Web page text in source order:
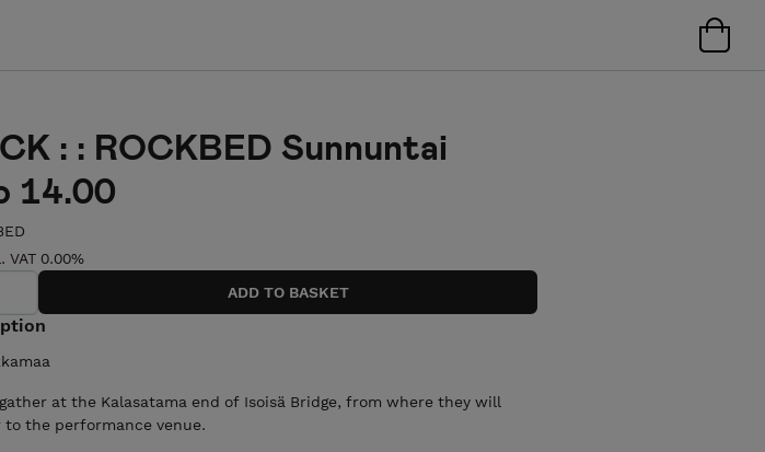
: : ROCKBED Sunnuntai
14.00
VAT 0.00%
at the Kalasatama end of Isoisä Bridge, from where they will
to the performance venue.